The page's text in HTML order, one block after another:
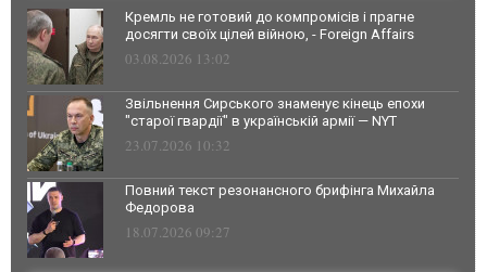
Кремль не готовий до компромісів і прагне
досягти своїх цілей війною, - Foreign Affairs
03.08.2026 13:02
Звільнення Сирського знаменує кінець епохи
"старої гвардії" в українській армії — NYT
23.07.2026 10:32
Повний текст резонансного брифінга Михайла
Федорова
18.07.2026 09:27